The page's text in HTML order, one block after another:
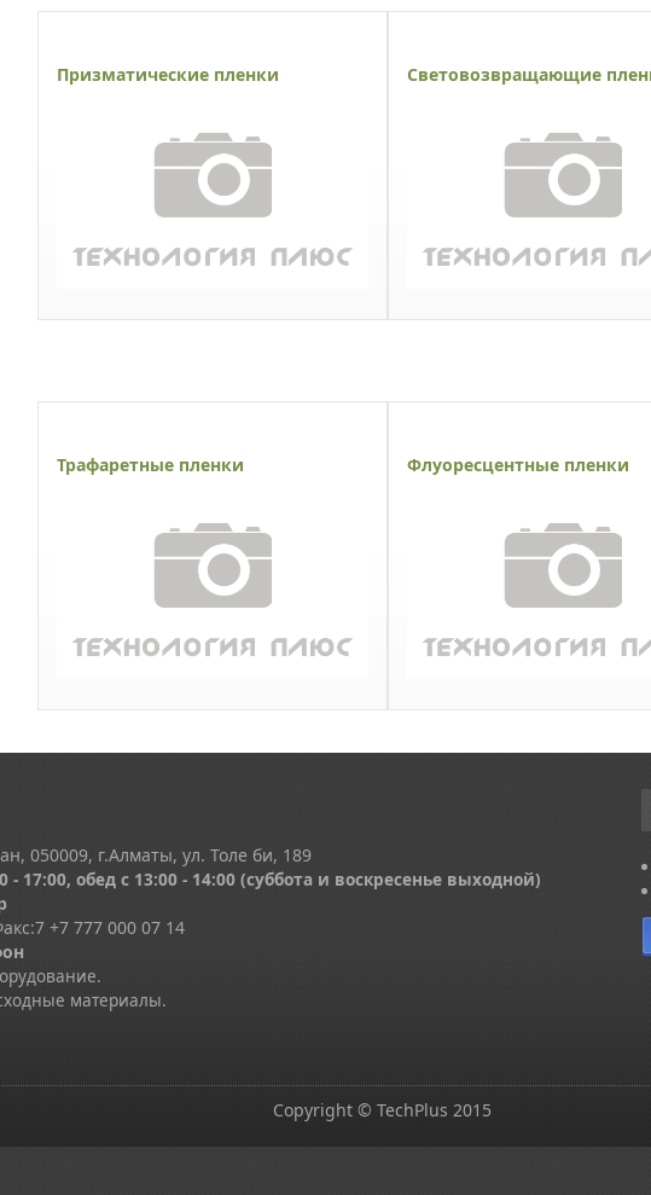
Призматические пленки Световозвращающие
Трафаретные пленки Флуоресцентные пленки
050009, г.Алматы, ул. Толе би, 189
17:00, обед с 13:00 - 14:00 (суббота и воскресенье выходной)
7 +7 777 000 07 14
материалы.
Copyright © TechPlus 2015